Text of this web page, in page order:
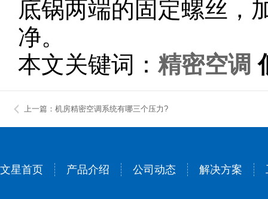
底锅两端的固定螺丝，
净。
本文关键词： 精密空调
上一篇：机房精密空调系统有哪三个压力?
文星首页 产品介绍 公司动态 解决方案